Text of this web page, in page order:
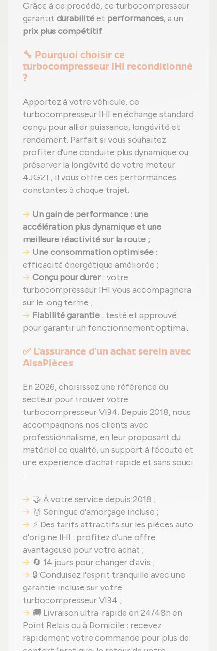
Grâce à ce procédé, ce turbocompresseur
garantit durabilitéet performances, à un
prix plus compétitif.
🔧 Pourquoi choisir ce
turbocompresseur IHI reconditionné
?
Apportez à votre véhicule, ce
turbocompresseur IHI en échange standard
conçu pour allier puissance, longévité et
rendement. Parfait si vous souhaitez
profiter d'une conduite plus dynamique ou
préserver la longévité de votre moteur
4JG2T, il vous offre des performances
constantes à chaque trajet.
Un gain de performance : une
accélération plus dynamique et une
meilleure réactivité sur la route ;
Une consommation optimisée :
efficacité énergétique améliorée ;
Conçu pour durer : votre
turbocompresseur IHI vous accompagnera
sur le long terme ;
Fiabilité garantie : testé et approuvé
pour garantir un fonctionnement optimal.
✅ L'assurance d'un achat serein avec
AlsaPièces
En 2026, choisissez une référence du
secteur pour trouver votre
turbocompresseur VI94. Depuis 2018, nous
accompagnons nos clients avec
professionnalisme, en leur proposant du
matériel de qualité, un support à l'écoute et
une expérience d'achat rapide et sans souci
:
🤝 À votre service depuis 2018 ;
🥇 Seringue d'amorçage incluse ;
⚡ Des tarifs attractifs sur les pièces auto
d'origine IHI : profitez d'une offre
avantageuse pour votre achat ;
🔄 14 jours pour changer d'avis ;
🔒 Conduisez l'esprit tranquille avec une
garantie incluse sur votre
turbocompresseur VI94 ;
🚚 Livraison ultra-rapide en 24/48h en
Point Relais ou à Domicile : recevez
rapidement votre commande pour plus de